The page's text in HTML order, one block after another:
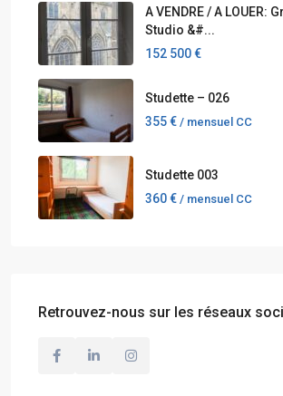
A VENDRE / A LOUER:
Studio &#...
152 500 €
Studette – 026
355 € / mensuel CC
Studette 003
360 € / mensuel CC
Retrouvez-nous sur les réseaux